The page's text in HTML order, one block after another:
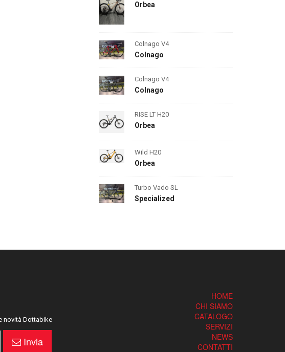
Orbea
Colnago V4
Colnago
Colnago V4
Colnago
RISE LT H20
Orbea
Wild H20
Orbea
Turbo Vado SL
Specialized
novità Dottabike
Invia
HOME
CHI SIAMO
CATALOGO
SERVIZI
NEWS
CONTATTI